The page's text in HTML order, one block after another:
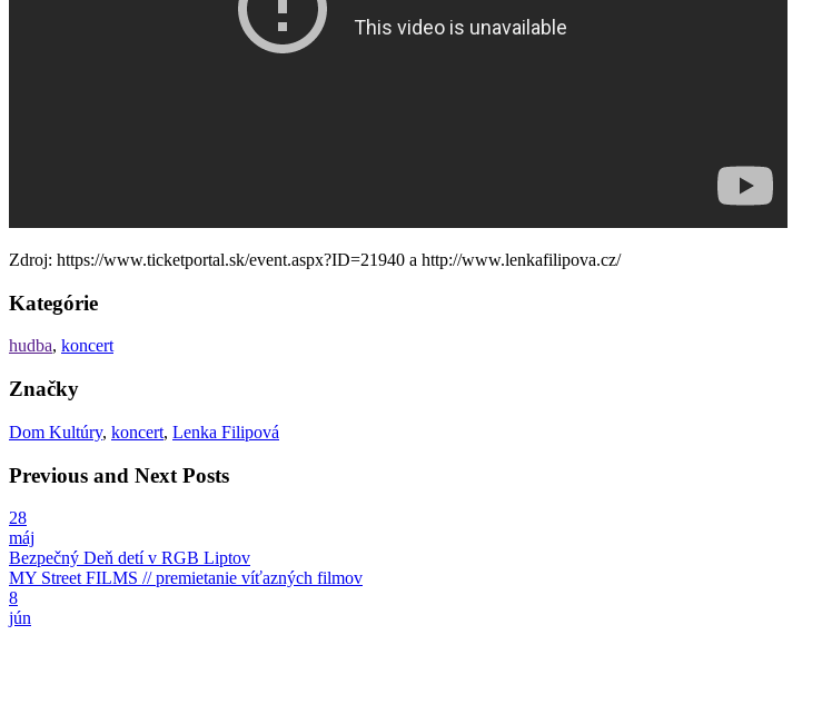
Zdroj: https://www.ticketportal.sk/event.aspx?ID=21940 a http://www.lenkafilipova.cz/
Kategórie
hudba, koncert
Značky
Dom Kultúry, koncert, Lenka Filipová
Previous and Next Posts
28
máj
Bezpečný Deň detí v RGB Liptov
MY Street FILMS // premietanie víťazných filmov
8
jún